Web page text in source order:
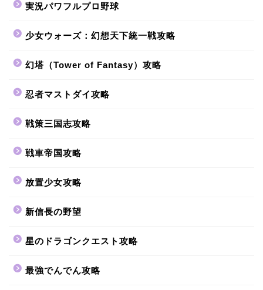
実況パワフルプロ野球
少女ウォーズ：幻想天下統一戦攻略
幻塔（Tower of Fantasy）攻略
忍者マストダイ攻略
戦策三国志攻略
戦車帝国攻略
放置少女攻略
新信長の野望
星のドラゴンクエスト攻略
最強でんでん攻略